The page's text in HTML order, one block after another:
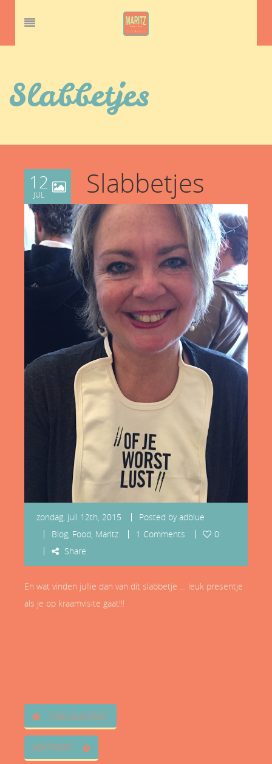
Slabbetjes
12
JUL Slabbetjes
zondag, juli 12th, 2015 Posted byadblue
Blog Food Maritz 1 Comments
0
Share
En wat vinden jullie dan van dit slabbetje … leuk presentje
als je op kraamvisite gaat!!!
PREVIOUS POST
NEXT POST